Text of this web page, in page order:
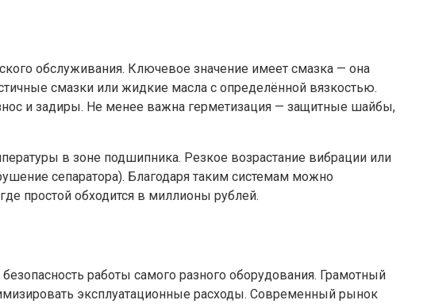
обслуживания. Ключевое значение имеет смазка — она
смазки или жидкие масла с определённой вязкостью.
и задиры. Не менее важна герметизация — защитные шайбы,
в зоне подшипника. Резкое возрастание вибрации или
сепаратора). Благодаря таким системам можно
простой обходится в миллионы рублей.
работы самого разного оборудования. Грамотный
эксплуатационные расходы. Современный рынок